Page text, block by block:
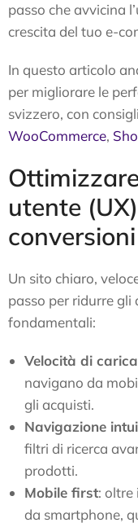
passo che avvicina
crescita del tuo e-
In questo articolo
per migliorare le
svizzero, con
WooCommerce,
utente
conversioni
Un sito chiaro,
passo per ridurre
fondamentali:
Velocità di
navigano da
gli acquisti.
Navigazione
filtri di ricerca
prodotti.
Mobile first: oltre
da smartphone,